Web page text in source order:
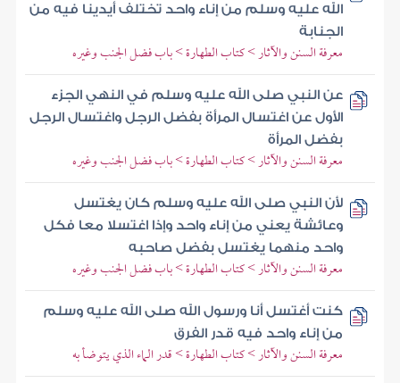
الله عليه وسلم من إناء واحد تختلف أيدينا فيه من
الجنابة
معرفة السنن والآثار > كتاب الطهارة > باب فضل الجنب وغيره
عن النبي صلى الله عليه وسلم في النهي الجزء
الأول عن اغتسال المرأة بفضل الرجل واغتسال الرجل
بفضل المرأة
معرفة السنن والآثار > كتاب الطهارة > باب فضل الجنب وغيره
لأن النبي صلى الله عليه وسلم كان يغتسل
وعائشة يعني من إناء واحد وإذا اغتسلا معا فكل
واحد منهما يغتسل بفضل صاحبه
معرفة السنن والآثار > كتاب الطهارة > باب فضل الجنب وغيره
كنت أغتسل أنا ورسول الله صلى الله عليه وسلم
من إناء واحد فيه قدر الفرق
معرفة السنن والآثار > كتاب الطهارة > قدر الماء الذي يتوضأ به